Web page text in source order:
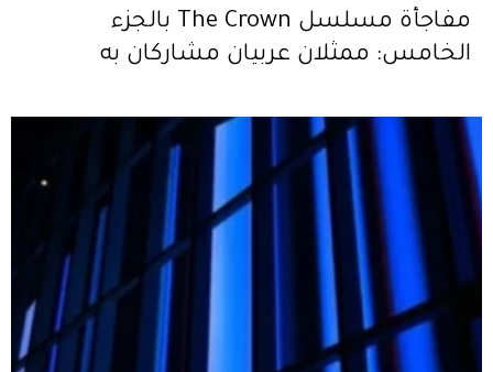
مفاجأة مسلسل The Crown بالجزء
الخامس: ممثلان عربيان مشاركان به